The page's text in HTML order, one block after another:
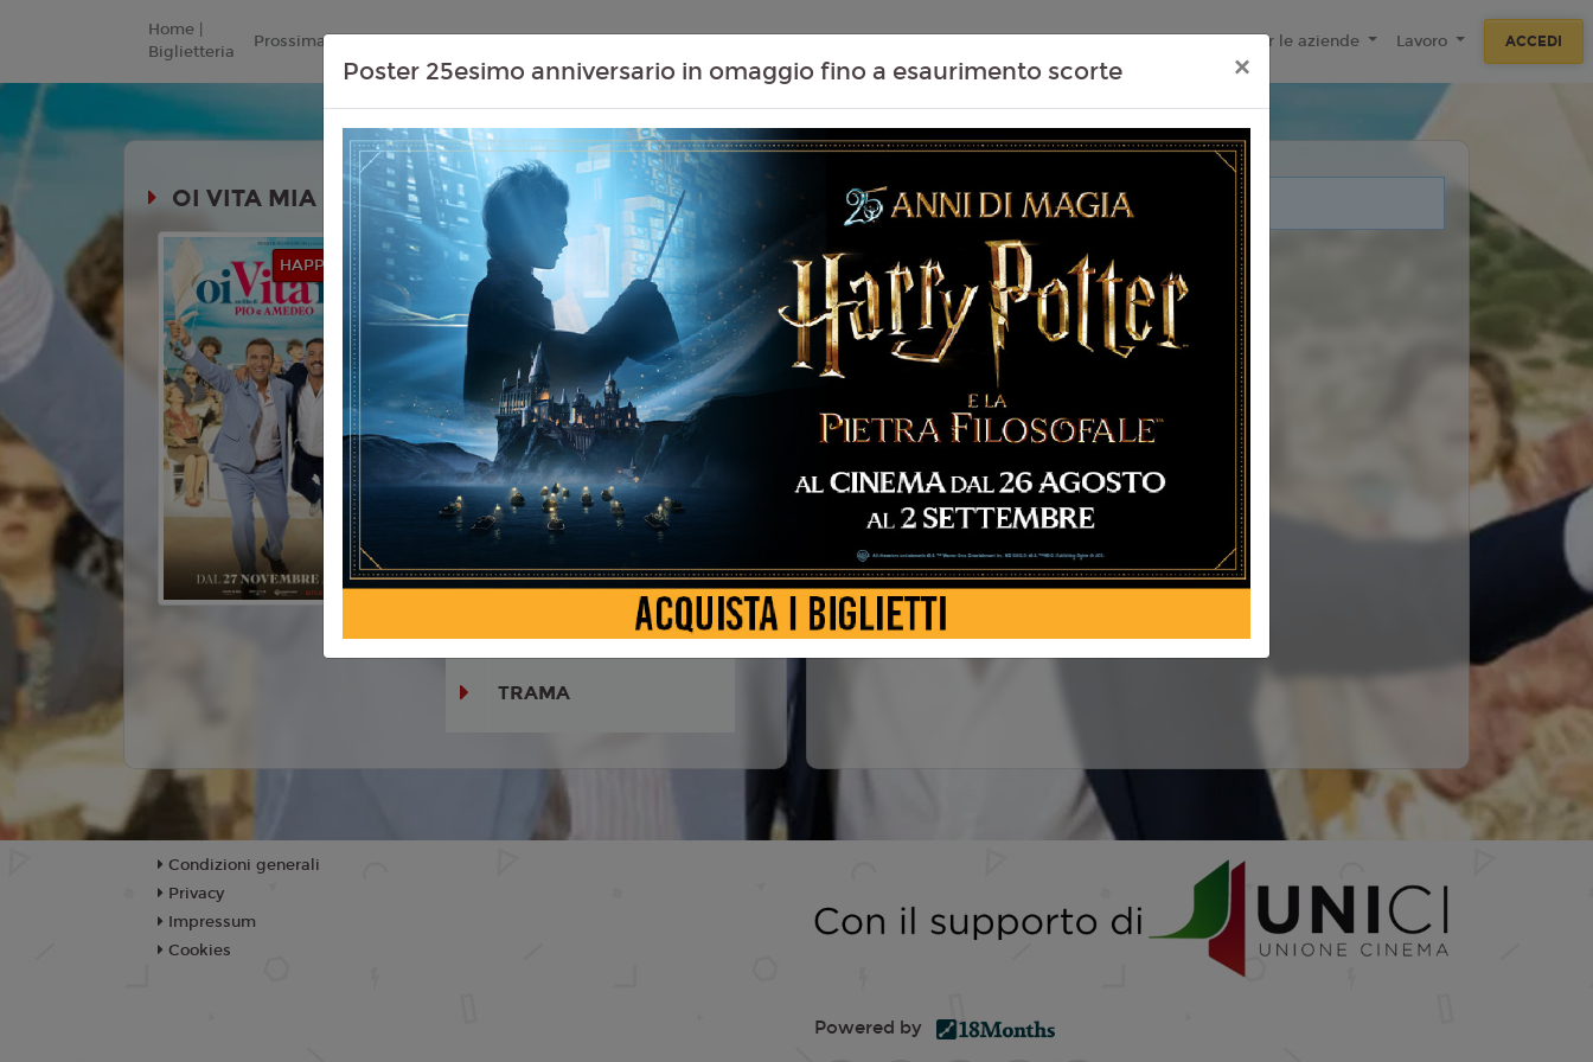
Home |
Biglietteria
Prossimamente Listino Prezzi Contenuti Extra Proiezioni Scolastiche Eventi Passati Tecnologie F.A.Q Per le aziende Lavoro ACCEDI
OI VITA MIA
HAPPYCINEFAMILY
Durata: 107 min
Genere: Commedia
Lingua:Italiano
Età6+
Regia:Pio D'antini, Amedeo Grieco
Anno:2025
Ester Pantano, Lino Banfi, Emanuele
TRAMA
Non ci sono spettacoli legati a questo evento.
Poster 25esimo anniversario in omaggio fino a esaurimento scorte ×
Condizioni generali
Privacy
Impressum
Cookies
Powered by